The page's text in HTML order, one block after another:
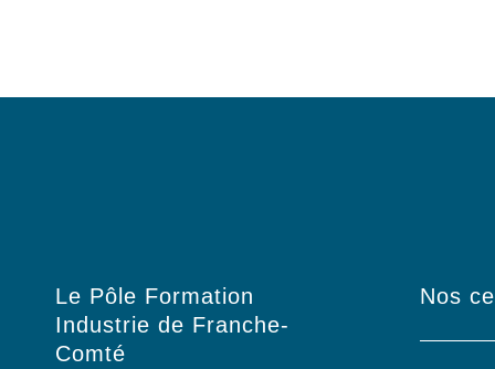
Le Pôle Formation
Industrie de Franche-
Comté
Nos